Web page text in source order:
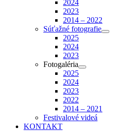
2024
2023
2014 – 2022
Súťažné fotografie
2025
2024
2023
Fotogaléria
2025
2024
2023
2022
2014 – 2021
Festivalové videá
KONTAKT